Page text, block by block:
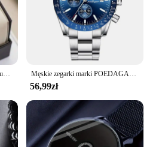
Nowy automatyczny zegarek Deluxe, męski, studencki, wodoodporny męski zegarek, klasyczny trend, przystojny, prosty zegarek kwarcowy Męskie zegarki marki POEDAGAR luksusowy biznes świecący zegarek męski z kalendarzem sportowy chronograf nadgarstek ze stali nierdzewnej zegarek dla mężczyzny
56,99zł